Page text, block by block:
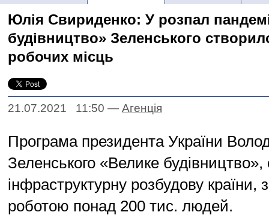
Юлія Свириденко: У розпал
будівництво» Зеленського
робочих місць
21.07.2021 11:50 — Агенцiя
Програма президента України
Зеленського «Велике
інфраструктурну розбудову країни,
роботою понад 200 тис. людей.